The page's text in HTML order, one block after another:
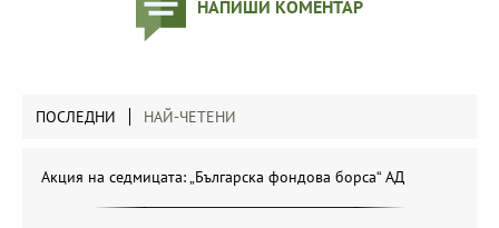
НАПИШИ КОМЕНТАР
ПОСЛЕДНИ НАЙ-ЧЕТЕНИ
Акция на седмицата: „Българска фондова борса“ АД